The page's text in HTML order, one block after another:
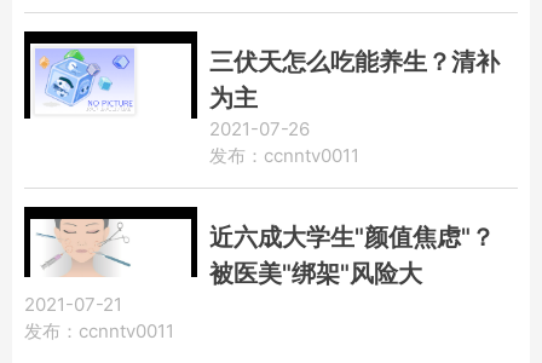
三伏天怎么吃能养生？清补
为主
2021-07-26
发布：ccnntv0011
近六成大学生"颜值焦虑"？
被医美"绑架"风险大
2021-07-21
发布：ccnntv0011